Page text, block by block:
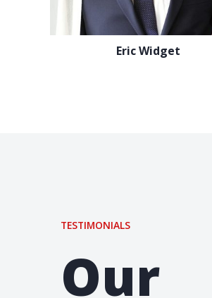
Eric Widget
TESTIMONIALS
Our